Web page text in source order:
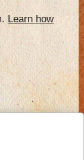
Learn how